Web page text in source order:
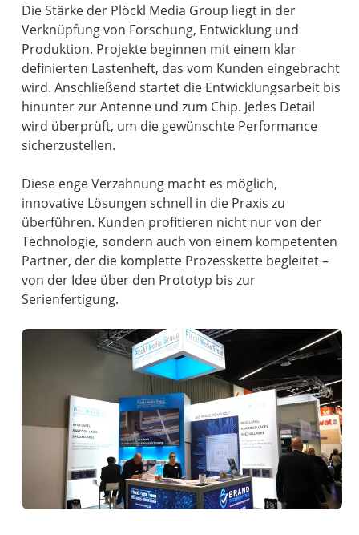
Die Stärke der Plöckl Media Group liegt in der
Verknüpfung von Forschung, Entwicklung und
Produktion. Projekte beginnen mit einem klar
definierten Lastenheft, das vom Kunden eingebracht
wird. Anschließend startet die Entwicklungsarbeit bis
hinunter zur Antenne und zum Chip. Jedes Detail
wird überprüft, um die gewünschte Performance
sicherzustellen.
Diese enge Verzahnung macht es möglich,
innovative Lösungen schnell in die Praxis zu
überführen. Kunden profitieren nicht nur von der
Technologie, sondern auch von einem kompetenten
Partner, der die komplette Prozesskette begleitet –
von der Idee über den Prototyp bis zur
Serienfertigung.